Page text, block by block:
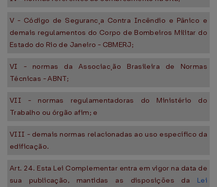
V - Código de Seguranc¸a Contra Incêndio e Pânico e
demais regulamentos do Corpo de Bombeiros Militar do
Estado do Rio de Janeiro - CBMERJ;
VI - normas da Associac¸ão Brasileira de Normas
Técnicas - ABNT;
VII - normas regulamentadoras do Ministério do
Trabalho ou órgão afim; e
VIII - demais normas relacionadas ao uso específico da
edificação.
Art. 24. Esta Lei Complementar entra em vigor na data de
sua publicação, mantidas as disposições da Lei